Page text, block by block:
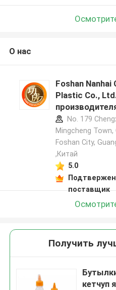
О нас
Foshan Nanhai
Plastic Co.,
No. 179
Mingcheng
Foshan City,
,Китай
5.0
поставщик
Получить